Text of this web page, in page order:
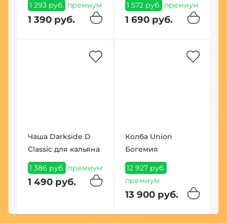
1 293 руб. премиум
1 390 руб.
1 572 руб. премиум
1 690 руб.
Чаша Darkside D
Classic для кальяна
1 386 руб. премиум
1 490 руб.
Колба Union
Богемия
12 927 руб.
премиум
13 900 руб.